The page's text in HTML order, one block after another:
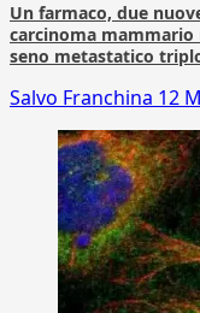
Un farmaco, due
carcinoma
seno metastatico
Salvo Franchina 12